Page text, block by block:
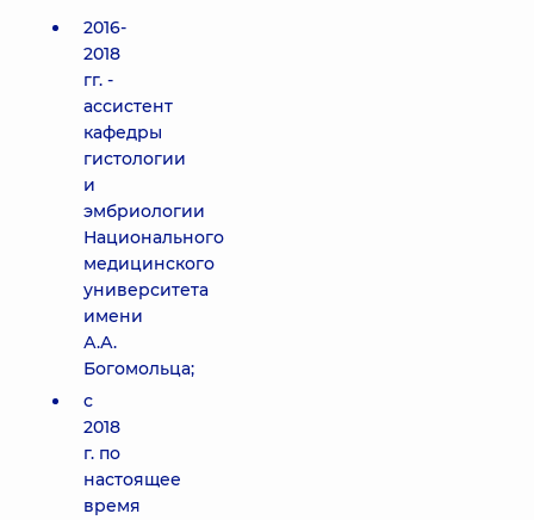
2016-
2018
гг. -
ассистент
кафедры
гистологии
и
эмбриологии
Национального
медицинского
университета
имени
А.А.
Богомольца;
с
2018
г. по
настоящее
время